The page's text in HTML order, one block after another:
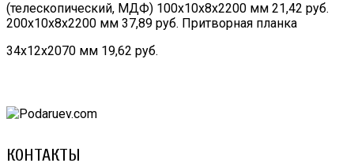
(телескопический, МДФ) 100х10х8х2200 мм 21,42 руб.
200х10х8х2200 мм 37,89 руб. Притворная планка
34х12х2070 мм 19,62 руб.
КОНТАКТЫ